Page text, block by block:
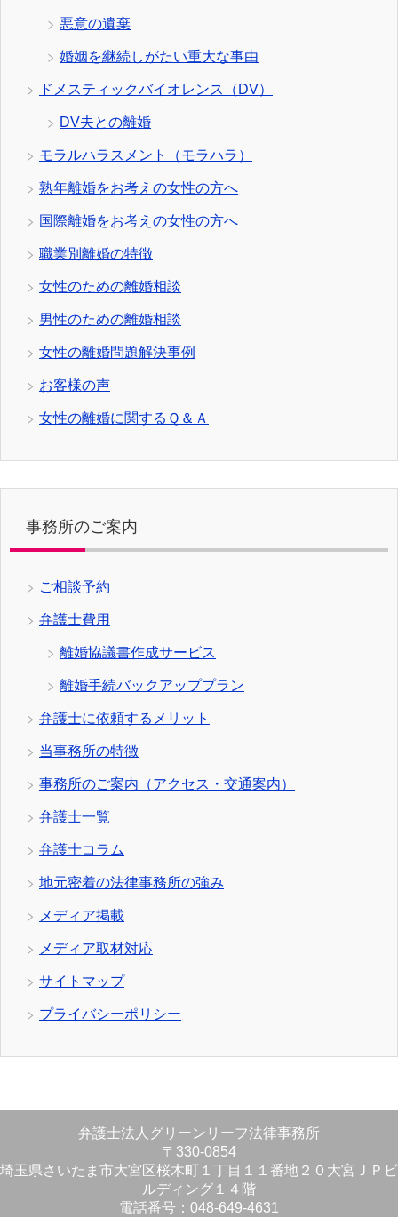
悪意の遺棄
婚姻を継続しがたい重大な事由
ドメスティックバイオレンス（DV）
DV夫との離婚
モラルハラスメント（モラハラ）
熟年離婚をお考えの女性の方へ
国際離婚をお考えの女性の方へ
職業別離婚の特徴
女性のための離婚相談
男性のための離婚相談
女性の離婚問題解決事例
お客様の声
女性の離婚に関するＱ＆Ａ
事務所のご案内
ご相談予約
弁護士費用
離婚協議書作成サービス
離婚手続バックアッププラン
弁護士に依頼するメリット
当事務所の特徴
事務所のご案内（アクセス・交通案内）
弁護士一覧
弁護士コラム
地元密着の法律事務所の強み
メディア掲載
メディア取材対応
サイトマップ
プライバシーポリシー
弁護士法人グリーンリーフ法律事務所
〒330-0854
埼玉県さいたま市大宮区桜木町１丁目１１番地２０大宮ＪＰビ
ルディング１４階
電話番号：048-649-4631